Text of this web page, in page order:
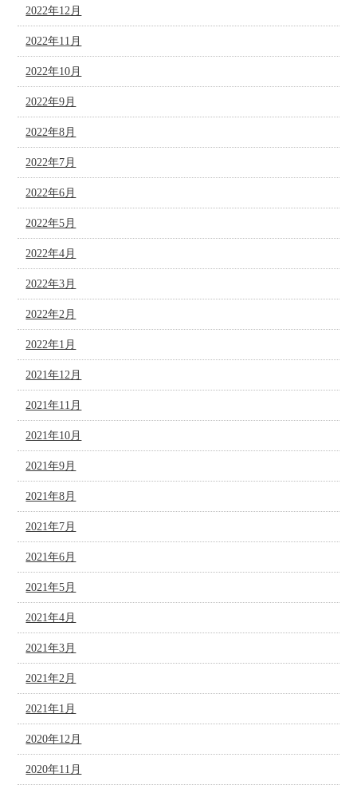
2022年12月
2022年11月
2022年10月
2022年9月
2022年8月
2022年7月
2022年6月
2022年5月
2022年4月
2022年3月
2022年2月
2022年1月
2021年12月
2021年11月
2021年10月
2021年9月
2021年8月
2021年7月
2021年6月
2021年5月
2021年4月
2021年3月
2021年2月
2021年1月
2020年12月
2020年11月